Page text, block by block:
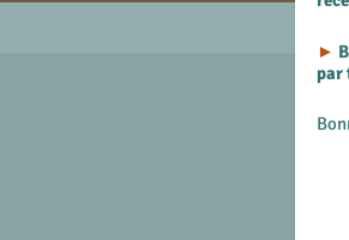
►
par